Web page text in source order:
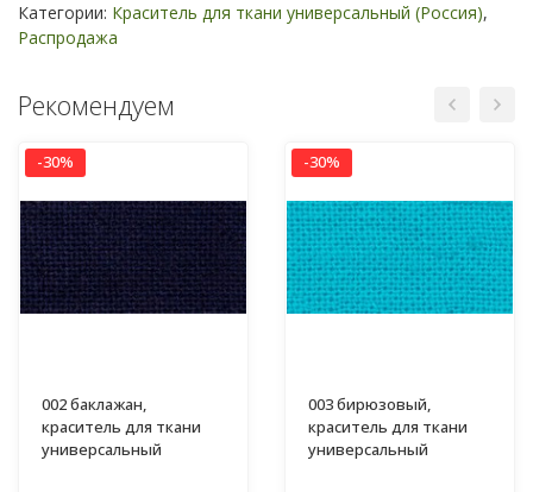
Категории: Краситель для ткани универсальный (Россия),
Распродажа
Рекомендуем
-30%
002 баклажан,
краситель для ткани
универсальный
-30%
003 бирюзовый,
краситель для ткани
универсальный